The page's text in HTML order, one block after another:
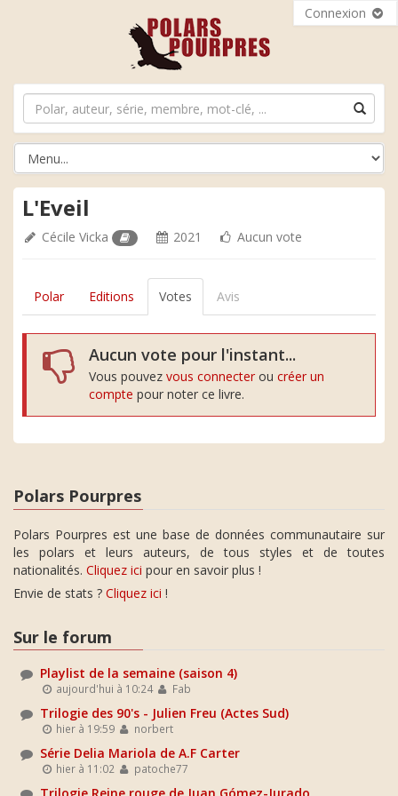
Connexion
L'Eveil
Cécile Vicka 2021 Aucun vote
Polar Editions Votes Avis
Aucun vote pour l'instant...
Vous pouvez vous connecter ou créer un
compte pour noter ce livre.
Polars Pourpres
Polars Pourpres est une base de données communautaire sur
les polars et leurs auteurs, de tous styles et de toutes
nationalités. Cliquez ici pour en savoir plus !
Envie de stats ? Cliquez ici !
Sur le forum
Playlist de la semaine (saison 4)
aujourd'hui à 10:24 Fab
Trilogie des 90's - Julien Freu (Actes Sud)
hier à 19:59 norbert
Série Delia Mariola de A.F Carter
hier à 11:02 patoche77